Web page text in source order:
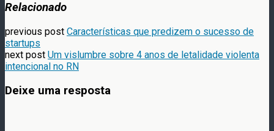
Relacionado
previous post Características que predizem o sucesso de
startups
next post Um vislumbre sobre 4 anos de letalidade violenta
intencional no RN
Deixe uma resposta